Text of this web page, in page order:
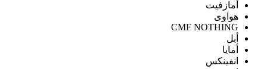
أمازفيت
هواوى
CMF NOTHING
أبل
أمايا
انفينكس